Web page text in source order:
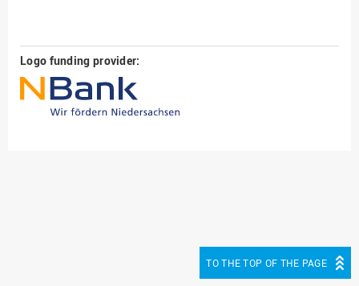
Logo funding provider:
TO THE TOP OF THE PAGE